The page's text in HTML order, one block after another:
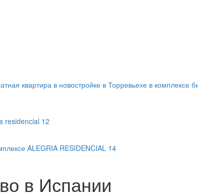
квартира в новостройке в Торревьехе в комплексе
residencial 12
ALEGRIA RESIDENCIAL 14
в Испании